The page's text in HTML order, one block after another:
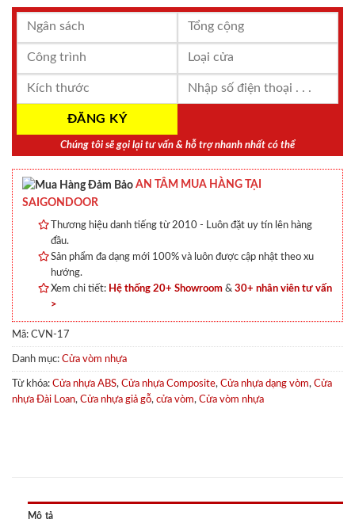
Chúng tôi sẽ gọi lại tư vấn & hỗ trợ nhanh nhất có thể
AN TÂM MUA HÀNG TẠI
SAIGONDOOR
Thương hiệu danh tiếng từ 2010 - Luôn đặt uy tín lên hàng
đầu.
Sản phẩm đa dạng mới 100% và luôn được cập nhật theo xu
hướng.
Xem chi tiết: Hệ thống 20+ Showroom & 30+ nhân viên tư vấn
>
Mã: CVN-17
Danh mục: Cửa vòm nhựa
Từ khóa: Cửa nhựa ABS, Cửa nhựa Composite, Cửa nhựa dạng vòm, Cửa
nhựa Đài Loan, Cửa nhựa giả gỗ, cửa vòm, Cửa vòm nhựa
Mô tả